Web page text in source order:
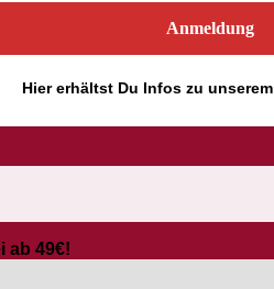
Hiererhältst Du Infos zu unserem
ab 49€!